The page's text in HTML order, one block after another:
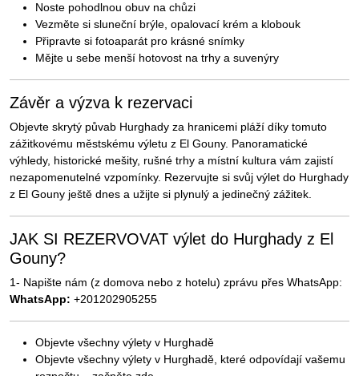
Noste pohodlnou obuv na chůzi
Vezměte si sluneční brýle, opalovací krém a klobouk
Připravte si fotoaparát pro krásné snímky
Mějte u sebe menší hotovost na trhy a suvenýry
Závěr a výzva k rezervaci
Objevte skrytý půvab Hurghady za hranicemi pláží díky tomuto
zážitkovému městskému výletu z El Gouny. Panoramatické
výhledy, historické mešity, rušné trhy a místní kultura vám zajistí
nezapomenutelné vzpomínky. Rezervujte si svůj výlet do Hurghady
z El Gouny ještě dnes a užijte si plynulý a jedinečný zážitek.
JAK SI REZERVOVAT výlet do Hurghady z El
Gouny?
1- Napište nám (z domova nebo z hotelu) zprávu přes WhatsApp:
WhatsApp: +201202905255
Objevte všechny výlety v Hurghadě
Objevte všechny výlety v Hurghadě, které odpovídají vašemu